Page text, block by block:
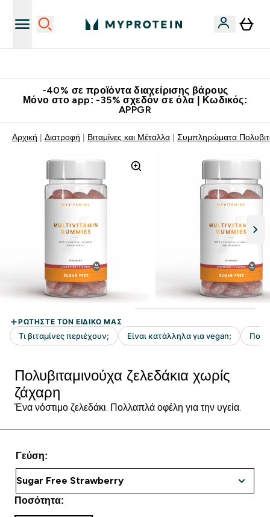
-40% σε προϊόντα διαχείρισης βάρους
Μόνο στο app: -35% σχεδόν σε όλα | Κωδικός:
APPGR
Αρχική Διατροφή Βιταμίνες και Μέταλλα Συμπληρώματα
Πολυβιταμινούχα ζελεδάκια χωρίς
ζάχαρη
Ένα νόστιμο ζελεδάκι. Πολλαπλά οφέλη για την υγεία.
Γεύση:
Ποσότητα: